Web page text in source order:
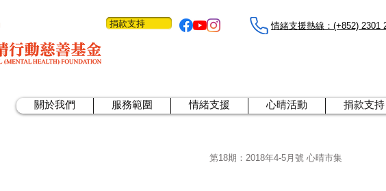
捐款支持 情緒支援熱線：​​(+852) 2301
關於我們 服務範圍 情緒支援 心晴活動 捐款支持
第18期：2018年4-5月號 心晴市集